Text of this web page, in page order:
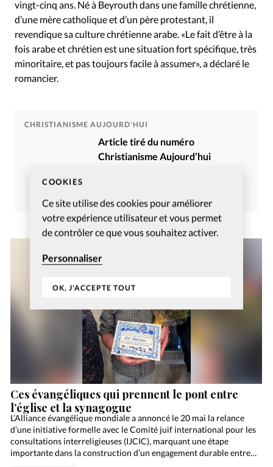
COOKIES
Ce site utilise des cookies pour améliorer
votre expérience utilisateur et vous permet
de contrôler ce que vous souhaitez activer.
Personnaliser
OK, J'ACCEPTE TOUT
vingt-cinq ans. Né à Beyrouth dans une famille chrétienne,
d’une mère catholique et d’un père protestant, il
revendique sa culture chrétienne arabe. «Le fait d’être à la
fois arabe et chrétien est une situation fort spécifique, très
minoritaire, et pas toujours facile à assumer», a déclaré le
romancier.
CHRISTIANISME AUJOURD'HUI
Article tiré du numéro
Christianisme Aujourd’hui
Ces évangéliques qui prennent le pont entre
l’église et la synagogue
L’Alliance évangélique mondiale a annoncé le 20 mai la relance
d’une initiative formelle avec le Comité juif international pour les
consultations interreligieuses (IJCIC), marquant une étape
importante dans la construction d’un engagement durable entre